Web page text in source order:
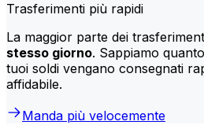
Trasferimenti più rapidi
La maggior parte dei
stesso giorno. Sappiamo
tuoi soldi vengano consegnati
affidabile.
Manda più velocemente